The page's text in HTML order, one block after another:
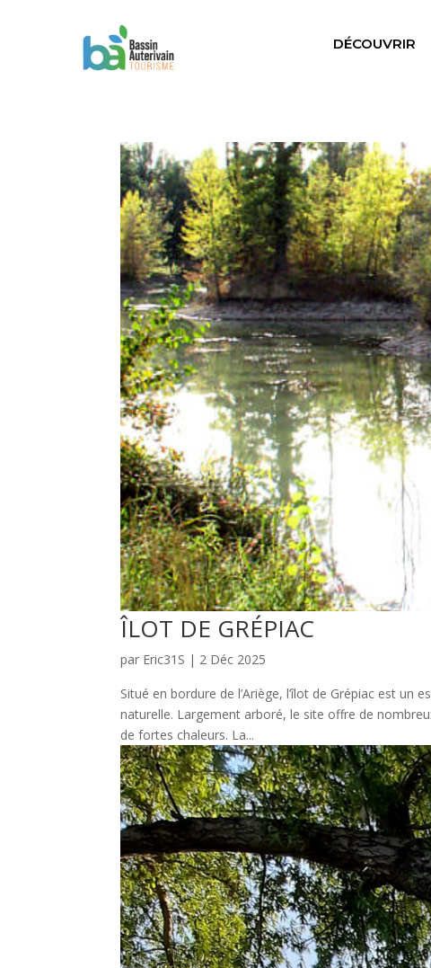
DÉCOUVRIR
ÎLOT DE GRÉPIAC
par Eric31S | 2 Déc 2025
Situé en bordure de l’Ariège, l’îlot de Grépiac est
naturelle. Largement arboré, le site offre de
de fortes chaleurs. La...